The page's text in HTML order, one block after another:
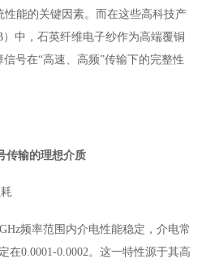
能的关键因素。而在这些高科技产
中，石英纤维电子纱作为高端覆铜
号在“高速、高频”传输下的完整性
传输的理想介质
频率范围内介电性能稳定，介电常
在0.0001-0.0002。这一特性源于其高